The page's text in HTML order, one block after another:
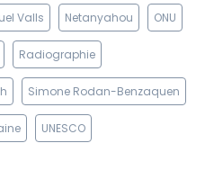
Valls Netanyahou ONU
Radiographie
Simone Rodan-Benzaquen
UNESCO